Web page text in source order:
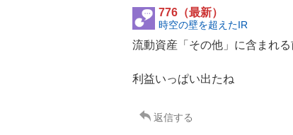
776（最新）
時空の壁を超えたIR
流動資産「その他」に含まれ
利益いっぱい出たね
返信する